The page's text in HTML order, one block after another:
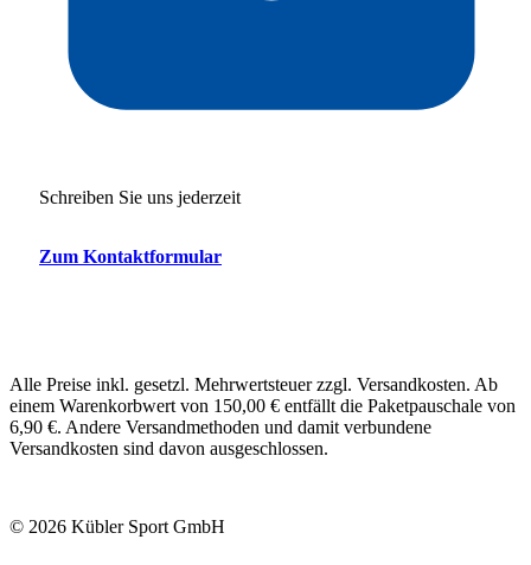
Schreiben Sie uns jederzeit
Zum Kontaktformular
Alle Preise inkl. gesetzl. Mehrwertsteuer zzgl. Versandkosten. Ab
einem Warenkorbwert von 150,00 € entfällt die Paketpauschale von
6,90 €. Andere Versandmethoden und damit verbundene
Versandkosten sind davon ausgeschlossen.
© 2026 Kübler Sport GmbH